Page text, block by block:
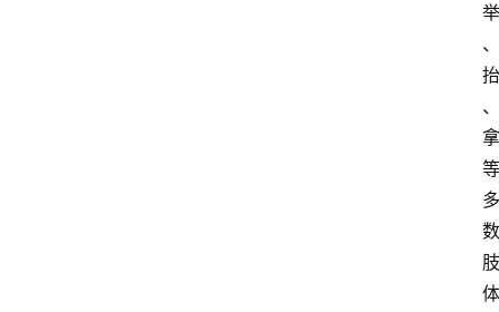
举
、
抬
、
拿
等
多
数
肢
体